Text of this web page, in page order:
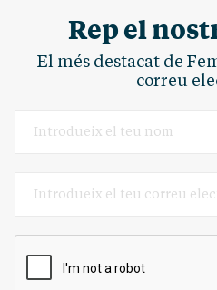
Rep el
El més destacat de
correu